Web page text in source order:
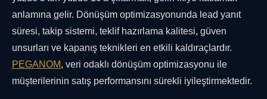
anlamına gelir. Dönüşüm optimizasyonunda lead yanıt
süresi, takip sistemi, teklif hazırlama kalitesi, güven
unsurları ve kapanış teknikleri en etkili kaldıraçlardır.
PEGANOM, veri odaklı dönüşüm optimizasyonu ile
müşterilerinin satış performansını sürekli iyileştirmektedir.